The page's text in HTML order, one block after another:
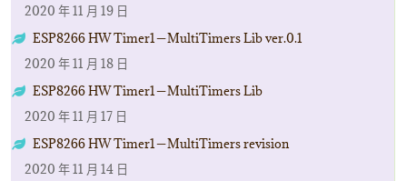
2020 年 11 月 19 日
ESP8266 HW Timer1－MultiTimers Lib ver.0.1
2020 年 11 月 18 日
ESP8266 HW Timer1－MultiTimers Lib
2020 年 11 月 17 日
ESP8266 HW Timer1－MultiTimers revision
2020 年 11 月 14 日